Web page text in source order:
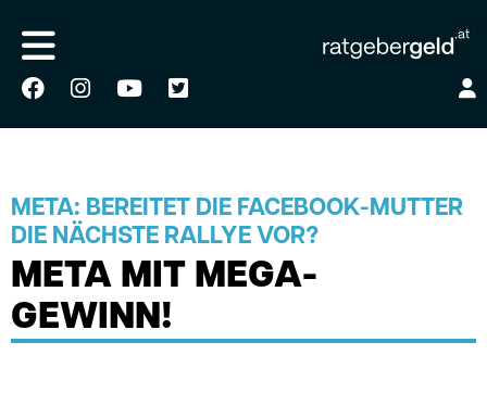
META: BEREITET DIE FACEBOOK-MUTTER
DIE NÄCHSTE RALLYE VOR?
META MIT MEGA-
GEWINN!